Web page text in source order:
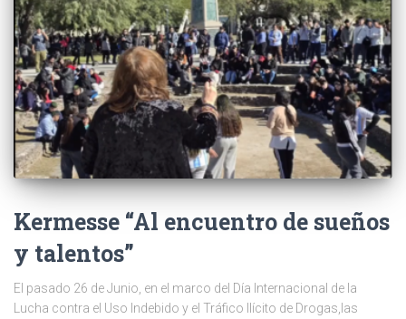
Kermesse “Al encuentro de sueños
y talentos”
El pasado 26 de Junio, en el marco del Día Internacional de la
Lucha contra el Uso Indebido y el Tráfico Ilícito de Drogas,las